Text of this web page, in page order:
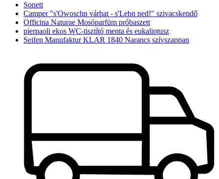
Sonett
Camper "s'Owoschn várhat - s'Lebn ned!" szivacskendő
Officina Naturae Mosóparfüm próbaszett
pierpaoli ekos WC-tisztító menta és eukaliptusz
Seifen Manufaktur KLAR 1840 Narancs szívszappan